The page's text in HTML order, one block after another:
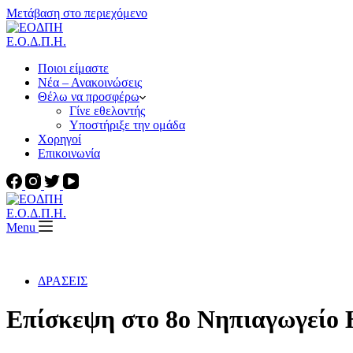
Μετάβαση στο περιεχόμενο
Ε.Ο.Δ.Π.Η.
Ποιοι είμαστε
Νέα – Ανακοινώσεις
Θέλω να προσφέρω
Γίνε εθελοντής
Υποστήριξε την ομάδα
Χορηγοί
Επικοινωνία
Ε.Ο.Δ.Π.Η.
Menu
ΔΡΑΣΕΙΣ
Επίσκεψη στο 8ο Νηπιαγωγείο